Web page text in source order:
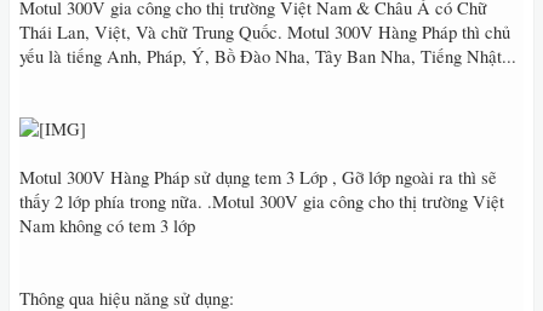
Motul 300V gia công cho thị trường Việt Nam & Châu Á có Chữ
Thái Lan, Việt, Và chữ Trung Quốc. Motul 300V Hàng Pháp thì chủ
yếu là tiếng Anh, Pháp, Ý, Bồ Đào Nha, Tây Ban Nha, Tiếng Nhật...
Motul 300V Hàng Pháp sử dụng tem 3 Lớp , Gỡ lớp ngoài ra thì sẽ
thấy 2 lớp phía trong nữa. .Motul 300V gia công cho thị trường Việt
Nam không có tem 3 lớp
Thông qua hiệu năng sử dụng: